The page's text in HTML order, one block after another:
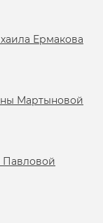
Ермакова
Мартыновой
Павловой